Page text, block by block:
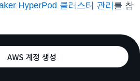
HyperPod 클러스터 관리 를 참
AWS 계정 생성